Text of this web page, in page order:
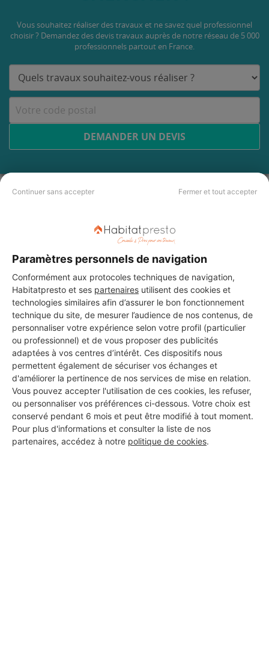
Continuer sans accepter Fermer et tout accepter
Paramètres personnels de navigation
Conformément aux protocoles techniques de navigation,
Habitatpresto et ses partenaires utilisent des cookies et
technologies similaires afin d’assurer le bon fonctionnement
technique du site, de mesurer l’audience de nos contenus, de
personnaliser votre expérience selon votre profil (particulier
ou professionnel) et de vous proposer des publicités
adaptées à vos centres d’intérêt. Ces dispositifs nous
permettent également de sécuriser vos échanges et
d'améliorer la pertinence de nos services de mise en relation.
Vous pouvez accepter l'utilisation de ces cookies, les refuser,
ou personnaliser vos préférences ci-dessous. Votre choix est
conservé pendant 6 mois et peut être modifié à tout moment.
Pour plus d'informations et consulter la liste de nos
partenaires, accédez à notre politique de cookies.
Vous souhaitez réaliser des travaux et ne savez quel professionnel
choisir ? Demandez des devis travaux auprès de notre réseau de 5 000
professionnels partout en France.
DEMANDER UN DEVIS
Les 4 autres Menuisiers pour
vos travaux à Gargenville
SHEIKH ELEC
Gargenville
7 ans d'expérience
Voir sa fiche
MULTISERVICES
Gargenville
16 ans d'expérience